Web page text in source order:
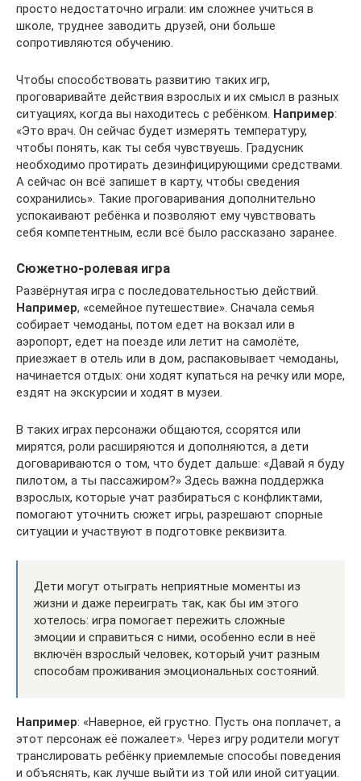
просто недостаточно играли: им сложнее учиться в
школе, труднее заводить друзей, они больше
сопротивляются обучению.
Чтобы способствовать развитию таких игр,
проговаривайте действия взрослых и их смысл в разных
ситуациях, когда вы находитесь с ребёнком. Например:
«Это врач. Он сейчас будет измерять температуру,
чтобы понять, как ты себя чувствуешь. Градусник
необходимо протирать дезинфицирующими средствами.
А сейчас он всё запишет в карту, чтобы сведения
сохранились». Такие проговаривания дополнительно
успокаивают ребёнка и позволяют ему чувствовать
себя компетентным, если всё было рассказано заранее.
Сюжетно-ролевая игра
Развёрнутая игра с последовательностью действий.
Например, «семейное путешествие». Сначала семья
собирает чемоданы, потом едет на вокзал или в
аэропорт, едет на поезде или летит на самолёте,
приезжает в отель или в дом, распаковывает чемоданы,
начинается отдых: они ходят купаться на речку или море,
ездят на экскурсии и ходят в музеи.
В таких играх персонажи общаются, ссорятся или
мирятся, роли расширяются и дополняются, а дети
договариваются о том, что будет дальше: «Давай я буду
пилотом, а ты пассажиром?» Здесь важна поддержка
взрослых, которые учат разбираться с конфликтами,
помогают уточнить сюжет игры, разрешают спорные
ситуации и участвуют в подготовке реквизита.
Дети могут отыграть неприятные моменты из
жизни и даже переиграть так, как бы им этого
хотелось: игра помогает пережить сложные
эмоции и справиться с ними, особенно если в неё
включён взрослый человек, который учит разным
способам проживания эмоциональных состояний.
Например: «Наверное, ей грустно. Пусть она поплачет, а
этот персонаж её пожалеет». Через игру родители могут
транслировать ребёнку приемлемые способы поведения
и объяснять, как лучше выйти из той или иной ситуации.